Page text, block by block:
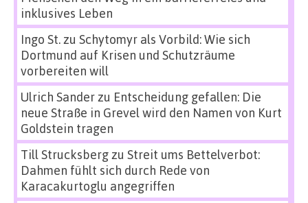
inklusives Leben
Ingo St.zu Schytomyr als Vorbild: Wie sich
Dortmund auf Krisen und Schutzräume
vorbereiten will
Ulrich Sanderzu Entscheidung gefallen: Die
neue Straße in Grevel wird den Namen von Kurt
Goldstein tragen
Till Strucksbergzu Streit ums Bettelverbot:
Dahmen fühlt sich durch Rede von
Karacakurtoglu angegriffen